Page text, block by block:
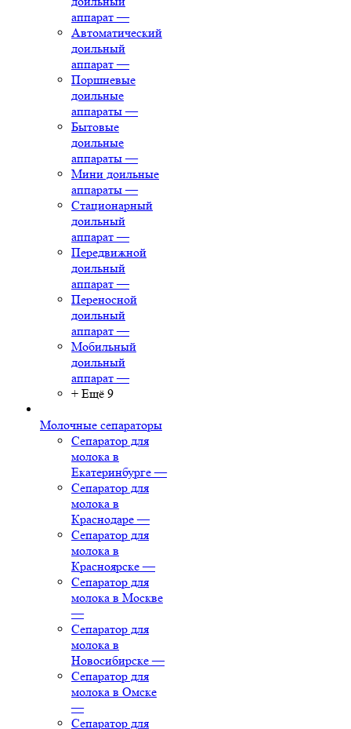
аппарат —
Автоматический
доильный
аппарат —
Поршневые
доильные
аппараты —
Бытовые
доильные
аппараты —
Мини доильные
аппараты —
Стационарный
доильный
аппарат —
Передвижной
доильный
аппарат —
Переносной
доильный
аппарат —
Мобильный
доильный
аппарат —
+ Ещё 9
Молочные сепараторы
Сепаратор для
молока в
Екатеринбурге —
Сепаратор для
молока в
Краснодаре —
Сепаратор для
молока в
Красноярске —
Сепаратор для
молока в Москве
—
Сепаратор для
молока в
Новосибирске —
Сепаратор для
молока в Омске
—
Сепаратор для